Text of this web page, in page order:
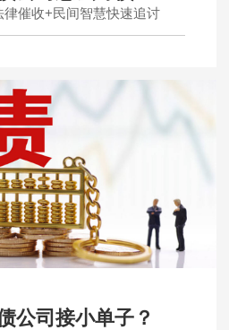
律催收+民间智慧快速追讨
公司接小单子？